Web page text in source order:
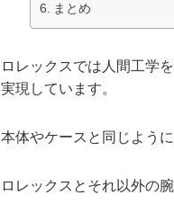
まとめ
ロレックスでは人間工学
実現しています。
本体やケースと同じよう
ロレックスとそれ以外の